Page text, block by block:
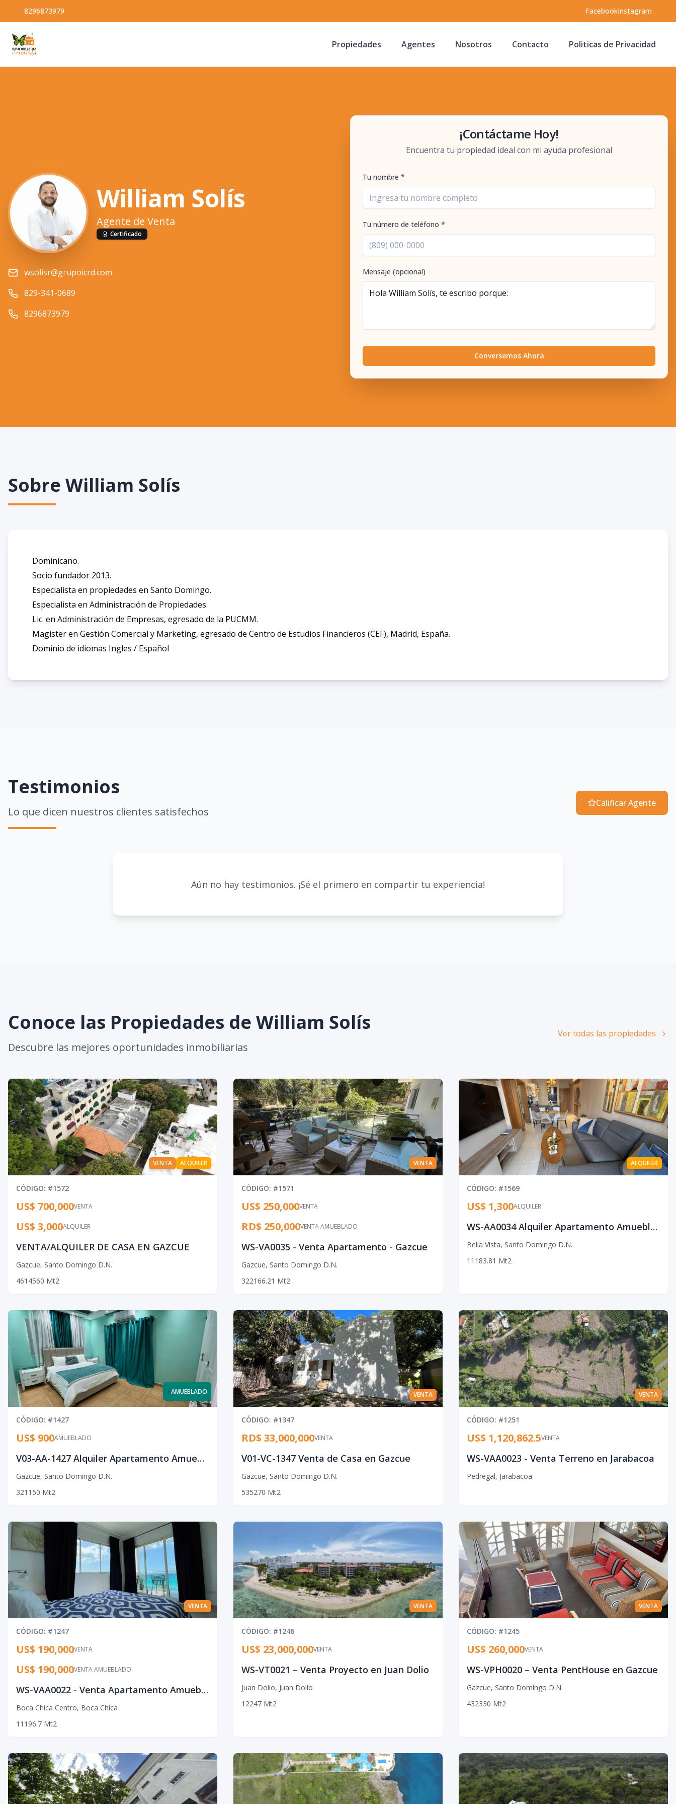
8296873979 FacebookInstagram
Propiedades Agentes Nosotros Contacto Politicas de Privacidad
William Solís
Agente de Venta
Certificado
wsolisr@grupoicrd.com
829-341-0689
8296873979
¡Contáctame Hoy!
Encuentra tu propiedad ideal con mi ayuda profesional
Tu nombre *
Tu número de teléfono *
Mensaje (opcional)
Conversemos Ahora
Sobre William Solís
Dominicano.
Socio fundador 2013.
Especialista en propiedades en Santo Domingo.
Especialista en Administración de Propiedades.
Lic. en Administración de Empresas, egresado de la PUCMM.
Magister en Gestión Comercial y Marketing, egresado de Centro de Estudios Financieros (CEF), Madrid, España.
Dominio de idiomas Ingles / Español
Testimonios
Lo que dicen nuestros clientes satisfechos
Calificar Agente
Aún no hay testimonios. ¡Sé el primero en compartir tu experiencia!
Conoce las Propiedades de William Solís
Descubre las mejores oportunidades inmobiliarias
Ver todas las propiedades
VENTA ALQUILER
CÓDIGO: #1572
VENTA
US$ 700,000
ALQUILER
US$ 3,000
VENTA/ALQUILER DE CASA EN GAZCUE
Gazcue, Santo Domingo D.N.
4614560 Mt2
VENTA
CÓDIGO: #1571
VENTA
US$ 250,000
VENTA AMUEBLADO
RD$ 250,000
WS-VA0035 - Venta Apartamento - Gazcue
Gazcue, Santo Domingo D.N.
322166.21 Mt2
ALQUILER
CÓDIGO: #1569
ALQUILER
US$ 1,300
WS-AA0034 Alquiler Apartamento Amueblado en Bella Vista
Bella Vista, Santo Domingo D.N.
1 1 183.81 Mt2
xAMUEBLADO
CÓDIGO: #1427
AMUEBLADO
US$ 900
V03-AA-1427 Alquiler Apartamento Amueblado en Gazcue
Gazcue, Santo Domingo D.N.
321 150 Mt2
VENTA
CÓDIGO: #1347
VENTA
RD$ 33,000,000
V01-VC-1347 Venta de Casa en Gazcue
Gazcue, Santo Domingo D.N.
535270 Mt2
VENTA
CÓDIGO: #1251
VENTA
US$ 1,120,862.5
WS-VAA0023 - Venta Terreno en Jarabacoa
Pedregal, Jarabacoa
VENTA
CÓDIGO: #1247
VENTA
US$ 190,000
VENTA AMUEBLADO
US$ 190,000
WS-VAA0022 - Venta Apartamento Amueblado en Boca Chica
Boca Chica Centro, Boca Chica
1 1 196.7 Mt2
VENTA
CÓDIGO: #1246
VENTA
US$ 23,000,000
WS-VT0021 – Venta Proyecto en Juan Dolio
Juan Dolio, Juan Dolio
12247 Mt2
VENTA
CÓDIGO: #1245
VENTA
US$ 260,000
WS-VPH0020 – Venta PentHouse en Gazcue
Gazcue, Santo Domingo D.N.
432330 Mt2